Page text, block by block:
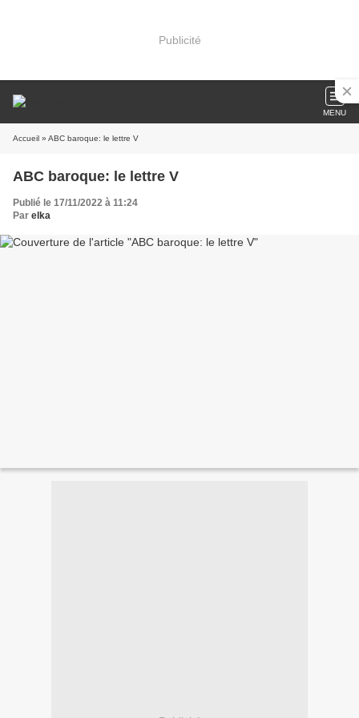
Publicité
MENU
Accueil » ABC baroque: le lettre V
ABC baroque: le lettre V
Publié le 17/11/2022 à 11:24
Par elka